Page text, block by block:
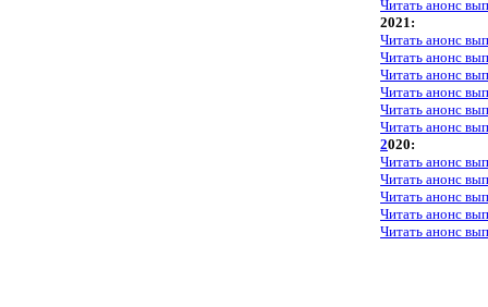
Читать анонс
2021:
Читать анонс
Читать анонс
Читать анонс
Читать анонс
Читать анонс
Читать анонс
2020:
Читать анонс
Читать анонс
Читать анонс
Читать анонс
Читать анонс